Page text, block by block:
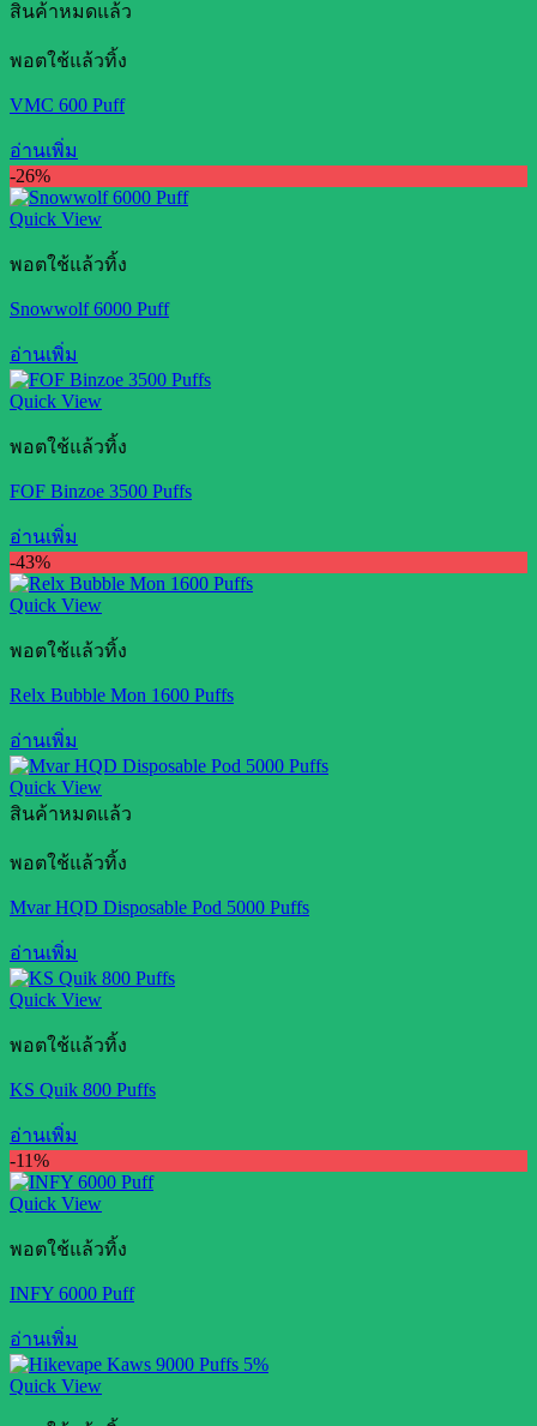
สินค้าหมดแล้ว
พอตใช้แล้วทิ้ง
VMC 600 Puff
อ่านเพิ่ม
-26%
Quick View
พอตใช้แล้วทิ้ง
Snowwolf 6000 Puff
อ่านเพิ่ม
Quick View
พอตใช้แล้วทิ้ง
FOF Binzoe 3500 Puffs
อ่านเพิ่ม
-43%
Quick View
พอตใช้แล้วทิ้ง
Relx Bubble Mon 1600 Puffs
อ่านเพิ่ม
Quick View
สินค้าหมดแล้ว
พอตใช้แล้วทิ้ง
Mvar HQD Disposable Pod 5000 Puffs
อ่านเพิ่ม
Quick View
พอตใช้แล้วทิ้ง
KS Quik 800 Puffs
อ่านเพิ่ม
-11%
Quick View
พอตใช้แล้วทิ้ง
INFY 6000 Puff
อ่านเพิ่ม
Quick View